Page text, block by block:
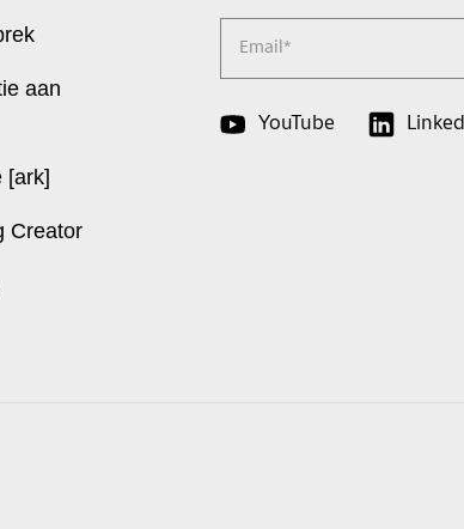
aan
[ark]
Creator
Email*
YouTube